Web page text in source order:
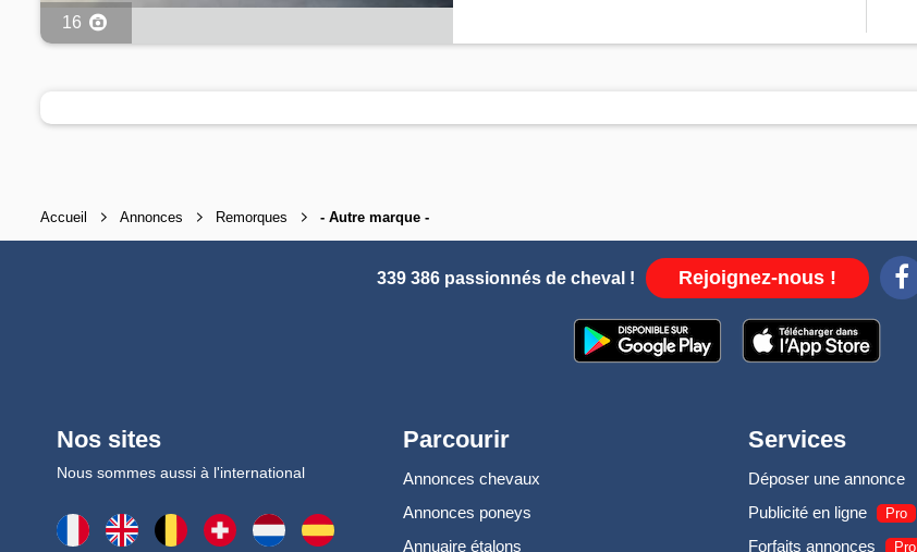
16
Accueil Annonces Remorques - Autre marque -
339 386 passionnés de cheval ! Rejoignez-nous !
Nos sites
Nous sommes aussi à l'international
Parcourir
Annonces chevaux
Annonces poneys
Annuaire étalons
Services
Déposer une annonce
Publicité en ligne
Pro
Forfaits annonces Pro